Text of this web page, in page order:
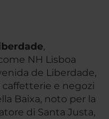
,
NH Lisboa
de Liberdade,
e negozi
Baixa, noto per la
di Santa Justa,